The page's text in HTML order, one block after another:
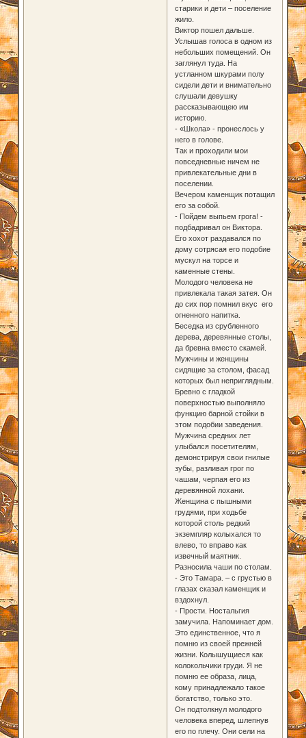
старики и дети – поселение
жило.
Виктор пошел дальше.
Услышав голоса в одном из
небольших помещений. Он
заглянул туда. На
устланном шкурами полу
сидели дети и внимательно
слушали девушку
рассказывающею им
историю.
- «Школа» - пронеслось у
него в голове.
Так и проходили мои
повседневные ничем не
привлекательные дни в
поселении.
Вечером каменщик потащил
его за собой.
- Пойдем выпьем грога! -
подбадривал он Виктора.
Его хохот раздавался по
дому сотрясая его подобие
мускул на торсе и
каменные стены.
Молодого человека не
привлекала такая затея. Он
до сих пор помнил вкус его
огненного напитка.
Беседка из срубленного
дерева, деревянные столы,
да бревна вместо скамей.
Мужчины и женщины
сидящие за столом, фасад
которых был неприглядным.
Бревно с гладкой
поверхностью выполняло
функцию барной стойки в
этом подобии заведения.
Мужчина средних лет
улыбался посетителям,
демонстрируя свои гнилые
зубы, разливая грог по
чашам, черпая его из
деревянной лохани.
Женщина с пышными
грудями, при ходьбе
которой столь редкий
экземпляр колыхался то
влево, то вправо как
извечный маятник.
Разносила чаши по столам.
- Это Тамара. – с грустью в
глазах сказал каменщик и
вздохнул.
- Прости. Ностальгия
замучила. Напоминает дом.
Это единственное, что я
помню из своей прежней
жизни. Колышущиеся как
колокольчики груди. Я не
помню ее образа, лица,
кому принадлежало такое
богатство, только это.
Он подтолкнул молодого
человека вперед, шлепнув
его по плечу. Они сели на